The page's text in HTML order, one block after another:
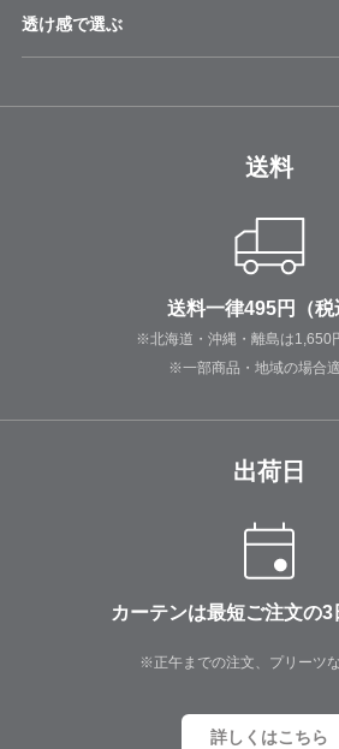
透け感で選ぶ
送料
送料一律495円（税
※北海道・沖縄・離島は1,650
※一部商品・地域の場合
出荷日
カーテンは最短ご注文の3
※正午までの注文、プリーツ
詳しくはこちら